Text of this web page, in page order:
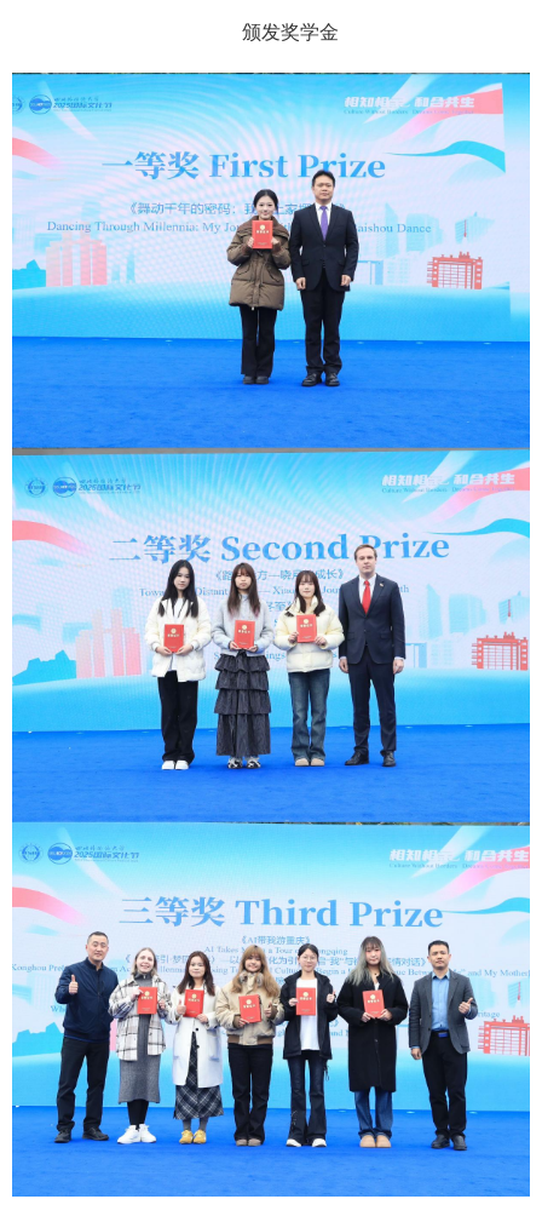
颁发奖学金